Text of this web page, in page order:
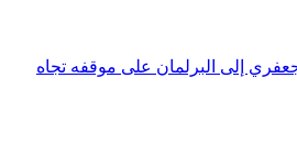
إلى البرلمان على موقفه تجاه